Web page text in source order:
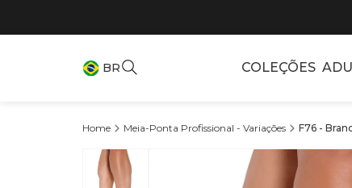
BR COLEÇÕES
Meia-Ponta Profissional - Variações F76 -